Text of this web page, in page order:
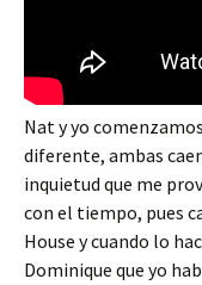
Nat y yo
diferente, ambas
inquietud que me
con el tiempo, pues
House y cuando lo
Dominique que yo